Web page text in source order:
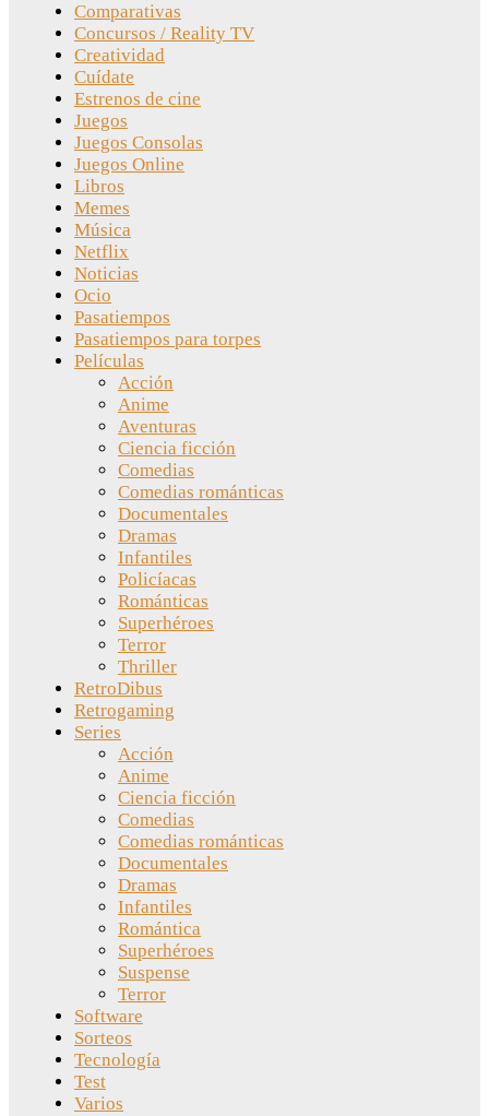
Comparativas
Concursos / Reality TV
Creatividad
Cuídate
Estrenos de cine
Juegos
Juegos Consolas
Juegos Online
Libros
Memes
Música
Netflix
Noticias
Ocio
Pasatiempos
Pasatiempos para torpes
Películas
Acción
Anime
Aventuras
Ciencia ficción
Comedias
Comedias románticas
Documentales
Dramas
Infantiles
Policíacas
Románticas
Superhéroes
Terror
Thriller
RetroDibus
Retrogaming
Series
Acción
Anime
Ciencia ficción
Comedias
Comedias románticas
Documentales
Dramas
Infantiles
Romántica
Superhéroes
Suspense
Terror
Software
Sorteos
Tecnología
Test
Varios